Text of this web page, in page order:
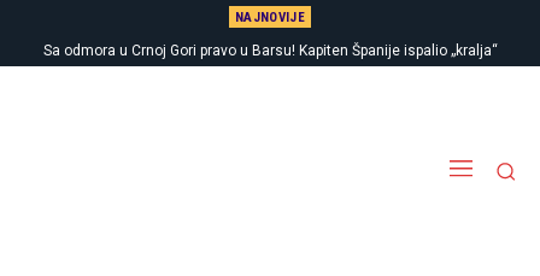
NAJNOVIJE
Sa odmora u Crnoj Gori pravo u Barsu! Kapiten Španije ispalio „kralja“
Tuga: Preminuo legendarni Marjan Kulundžić, nekadašnji šampion
Jugoslavije